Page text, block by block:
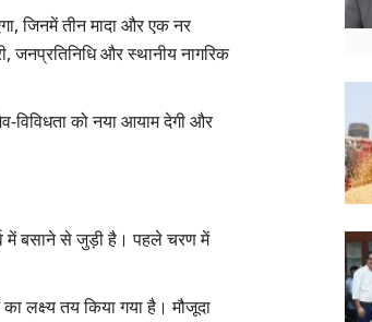
जिनमें तीन मादा और एक नर
जनप्रतिनिधि और स्थानीय नागरिक
को नया आयाम देगी और
में बसाने से जुड़ी है। पहले चरण में
लक्ष्य तय किया गया है। मौजूदा